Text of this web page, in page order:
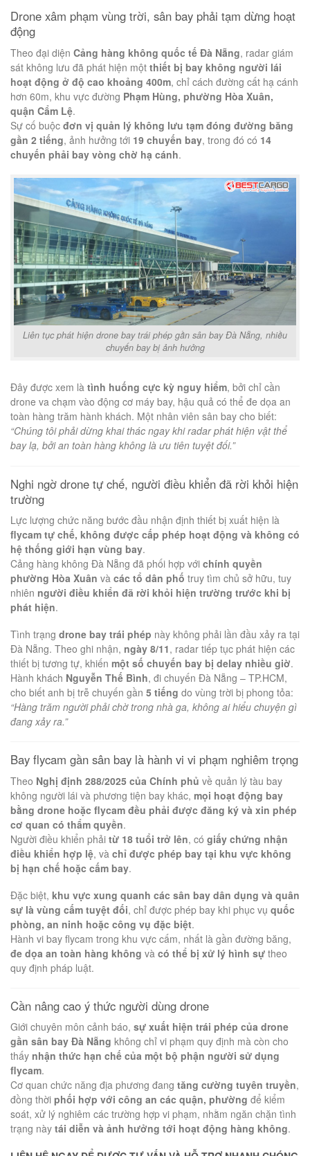
Drone xâm phạm vùng trời, sân bay phải tạm dừng hoạt
động
Theo đại diện Cảng hàng không quốc tế Đà Nẵng, radar giám
sát không lưu đã phát hiện một thiết bị bay không người lái
hoạt động ở độ cao khoảng 400m, chỉ cách đường cất hạ cánh
hơn 60m, khu vực đường Phạm Hùng, phường Hòa Xuân,
quận Cẩm Lệ.
Sự cố buộc đơn vị quản lý không lưu tạm đóng đường băng
gần 2 tiếng, ảnh hưởng tới 19 chuyến bay, trong đó có 14
chuyến phải bay vòng chờ hạ cánh.
Liên tục phát hiện drone bay trái phép gần sân bay Đà Nẵng, nhiều
chuyến bay bị ảnh hưởng
Đây được xem là tình huống cực kỳ nguy hiểm, bởi chỉ cần
drone va chạm vào động cơ máy bay, hậu quả có thể đe dọa an
toàn hàng trăm hành khách. Một nhân viên sân bay cho biết:
“Chúng tôi phải dừng khai thác ngay khi radar phát hiện vật thể
bay lạ, bởi an toàn hàng không là ưu tiên tuyệt đối.”
Nghi ngờ drone tự chế, người điều khiển đã rời khỏi hiện
trường
Lực lượng chức năng bước đầu nhận định thiết bị xuất hiện là
flycam tự chế, không được cấp phép hoạt động và không có
hệ thống giới hạn vùng bay.
Cảng hàng không Đà Nẵng đã phối hợp với chính quyền
phường Hòa Xuân và các tổ dân phố truy tìm chủ sở hữu, tuy
nhiên người điều khiển đã rời khỏi hiện trường trước khi bị
phát hiện.
Tình trạng drone bay trái phép này không phải lần đầu xảy ra tại
Đà Nẵng. Theo ghi nhận, ngày 8/11, radar tiếp tục phát hiện các
thiết bị tương tự, khiến một số chuyến bay bị delay nhiều giờ.
Hành khách Nguyễn Thế Bình, đi chuyến Đà Nẵng – TP.HCM,
cho biết anh bị trễ chuyến gần 5 tiếng do vùng trời bị phong tỏa:
“Hàng trăm người phải chờ trong nhà ga, không ai hiểu chuyện gì
đang xảy ra.”
Bay flycam gần sân bay là hành vi vi phạm nghiêm trọng
Theo Nghị định 288/2025 của Chính phủ về quản lý tàu bay
không người lái và phương tiện bay khác, mọi hoạt động bay
bằng drone hoặc flycam đều phải được đăng ký và xin phép
cơ quan có thẩm quyền.
Người điều khiển phải từ 18 tuổi trở lên, có giấy chứng nhận
điều khiển hợp lệ, và chỉ được phép bay tại khu vực không
bị hạn chế hoặc cấm bay.
Đặc biệt, khu vực xung quanh các sân bay dân dụng và quân
sự là vùng cấm tuyệt đối, chỉ được phép bay khi phục vụ quốc
phòng, an ninh hoặc công vụ đặc biệt.
Hành vi bay flycam trong khu vực cấm, nhất là gần đường băng,
đe dọa an toàn hàng không và có thể bị xử lý hình sự theo
quy định pháp luật.
Cần nâng cao ý thức người dùng drone
Giới chuyên môn cảnh báo, sự xuất hiện trái phép của drone
gần sân bay Đà Nẵng không chỉ vi phạm quy định mà còn cho
thấy nhận thức hạn chế của một bộ phận người sử dụng
flycam.
Cơ quan chức năng địa phương đang tăng cường tuyên truyền,
đồng thời phối hợp với công an các quận, phường để kiểm
soát, xử lý nghiêm các trường hợp vi phạm, nhằm ngăn chặn tình
trạng này tái diễn và ảnh hưởng tới hoạt động hàng không.